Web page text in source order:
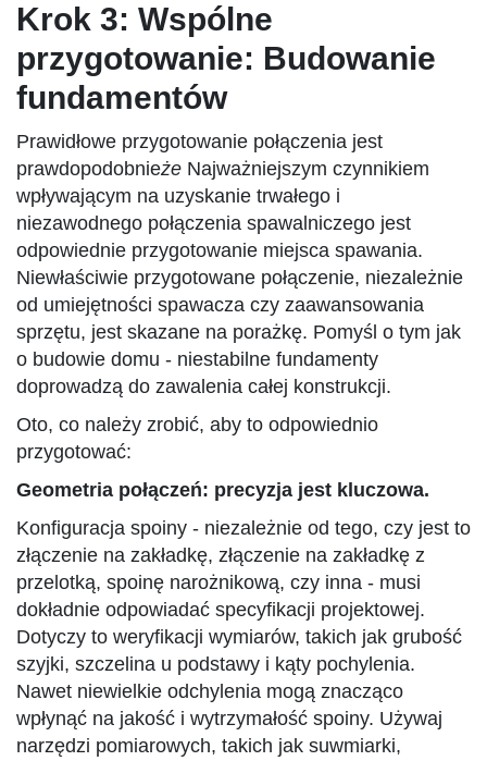
Krok 3: Wspólne
przygotowanie: Budowanie
fundamentów
Prawidłowe przygotowanie połączenia jest
prawdopodobnieże Najważniejszym czynnikiem
wpływającym na uzyskanie trwałego i
niezawodnego połączenia spawalniczego jest
odpowiednie przygotowanie miejsca spawania.
Niewłaściwie przygotowane połączenie, niezależnie
od umiejętności spawacza czy zaawansowania
sprzętu, jest skazane na porażkę. Pomyśl o tym jak
o budowie domu - niestabilne fundamenty
doprowadzą do zawalenia całej konstrukcji.
Oto, co należy zrobić, aby to odpowiednio
przygotować:
Geometria połączeń: precyzja jest kluczowa.
Konfiguracja spoiny - niezależnie od tego, czy jest to
złączenie na zakładkę, złączenie na zakładkę z
przelotką, spoinę narożnikową, czy inna - musi
dokładnie odpowiadać specyfikacji projektowej.
Dotyczy to weryfikacji wymiarów, takich jak grubość
szyjki, szczelina u podstawy i kąty pochylenia.
Nawet niewielkie odchylenia mogą znacząco
wpłynąć na jakość i wytrzymałość spoiny. Używaj
narzędzi pomiarowych, takich jak suwmiarki,